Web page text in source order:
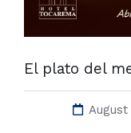
El plato del